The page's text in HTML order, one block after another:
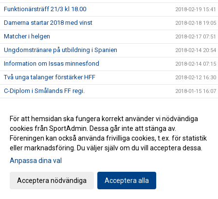
Funktionärsträff 21/3 kl 18.00 2018-02-19 15:41
Damerna startar 2018 med vinst 2018-02-18 19:05
Matcher i helgen 2018-02-17 07:51
Ungdomstränare på utbildning i Spanien 2018-02-14 20:54
Information om Issas minnesfond 2018-02-14 07:15
Två unga talanger förstärker HFF 2018-02-12 16:30
C-Diplom i Smålands FF regi. 2018-01-15 16:07
Spännande Akademichef klar 2017-12-22 05:58
Boka din drömresa med HFF:s nya samarbetspartner 2017-12-13 18:37
Läsglädje ger spelglädje 2017-12-08 06:00
Medlemsutskick
Positivt och lärorikt för ungdomsledarna.
[HFF 30 ÅR] Branden på Vapenvallen
För att hemsidan ska fungera korrekt använder vi nödvändiga
cookies från SportAdmin. Dessa går inte att stänga av.
Föreningen kan också använda frivilliga cookies, t.ex. för statistik
eller marknadsföring. Du väljer själv om du vill acceptera dessa.
Anpassa dina val
Acceptera nödvändiga Acceptera alla